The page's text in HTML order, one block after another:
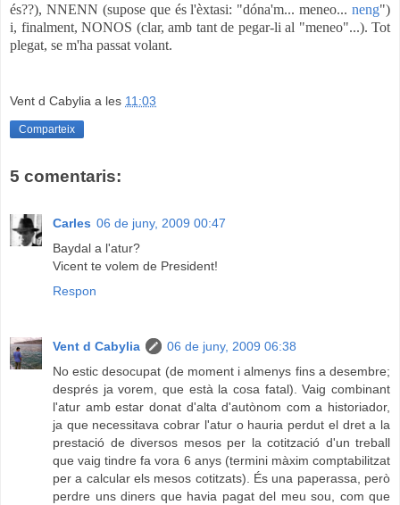
és??), NNENN (supose que és l'èxtasi: "dóna'm... meneo... neng")
i, finalment, NONOS (clar, amb tant de pegar-li al "meneo"...). Tot
plegat, se m'ha passat volant.
Vent d Cabylia a les 11:03
Comparteix
5 comentaris:
Carles 06 de juny, 2009 00:47
Baydal a l'atur?
Vicent te volem de President!
Respon
Vent d Cabylia
06 de juny, 2009 06:38
No estic desocupat (de moment i almenys fins a desembre;
després ja vorem, que està la cosa fatal). Vaig combinant
l'atur amb estar donat d'alta d'autònom com a historiador,
ja que necessitava cobrar l'atur o hauria perdut el dret a la
prestació de diversos mesos per la cotització d'un treball
que vaig tindre fa vora 6 anys (termini màxim comptabilitzat
per a calcular els mesos cotitzats). És una paperassa, però
perdre uns diners que havia pagat del meu sou, com que